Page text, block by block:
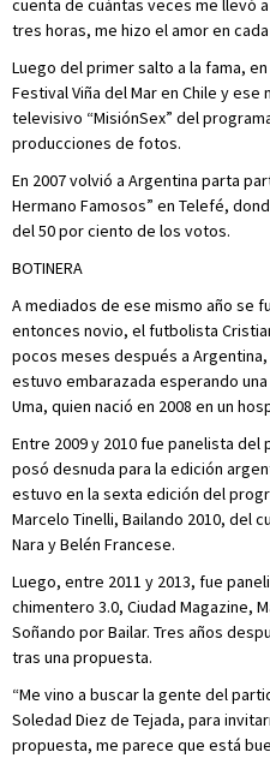
cuenta de cuántas veces me llevó
tres horas, me hizo el amor en
Luego del primer salto a la fama,
Festival Viña del Mar en Chile y
televisivo “MisiónSex” del
producciones de fotos.
En 2007 volvió a Argentina parta
Hermano Famosos” en Telefé,
del 50 por ciento de los votos.
BOTINERA
A mediados de ese mismo año se
entonces novio, el futbolista
pocos meses después a
estuvo embarazada esperando
Uma, quien nació en 2008 en un
Entre 2009 y 2010 fue panelista
posó desnuda para la edición
estuvo en la sexta edición del
Marcelo Tinelli, Bailando 2010, del
Nara y Belén Francese.
Luego, entre 2011 y 2013, fue
chimentero 3.0, Ciudad Magazine,
Soñando por Bailar. Tres años
tras una propuesta.
“Me vino a buscar la gente del
Soledad Diez de Tejada, para
propuesta, me parece que está